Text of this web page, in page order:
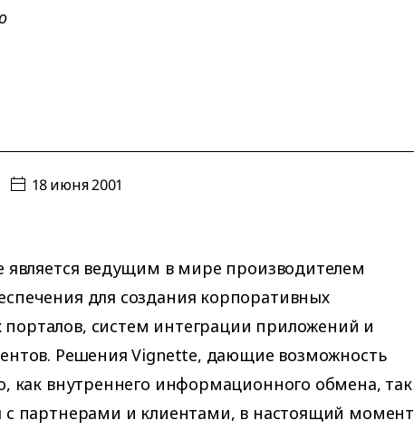
18 июня 2001
является ведущим в мире производителем
для создания корпоративных
систем интеграции приложений и
Решения Vignette, дающие возможность
как внутреннего информационного обмена, так
с партнерами и клиентами, в настоящий момент